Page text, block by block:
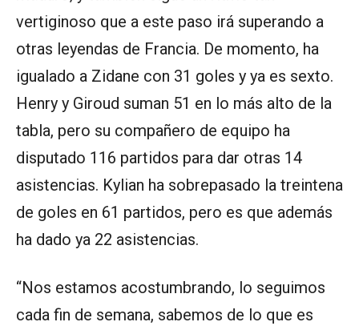
vertiginoso que a este paso irá superando a
otras leyendas de Francia. De momento, ha
igualado a Zidane con 31 goles y ya es sexto.
Henry y Giroud suman 51 en lo más alto de la
tabla, pero su compañero de equipo ha
disputado 116 partidos para dar otras 14
asistencias. Kylian ha sobrepasado la treintena
de goles en 61 partidos, pero es que además
ha dado ya 22 asistencias.
“Nos estamos acostumbrando, lo seguimos
cada fin de semana, sabemos de lo que es